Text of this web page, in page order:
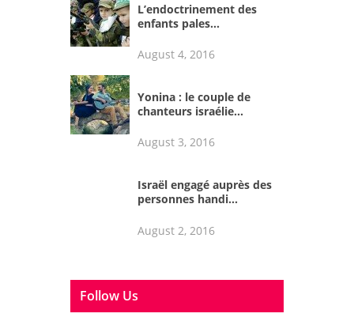
L’endoctrinement des
enfants pales...
August 4, 2016
Yonina : le couple de
chanteurs israélie...
August 3, 2016
Israël engagé auprès des
personnes handi...
August 2, 2016
Follow Us